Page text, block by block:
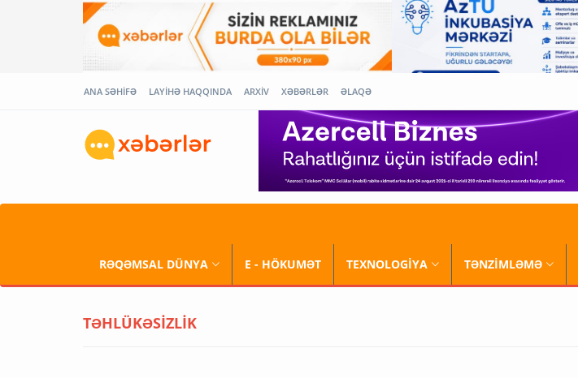
ANA SƏHİFƏ LAYİHƏ HAQQINDA ARXİV XƏBƏRLƏR ƏLAQƏ
RƏQƏMSAL DÜNYA E - HÖKUMƏT TEXNOLOGİYA TƏNZİMLƏMƏ
TƏHLÜKƏSİZLİK